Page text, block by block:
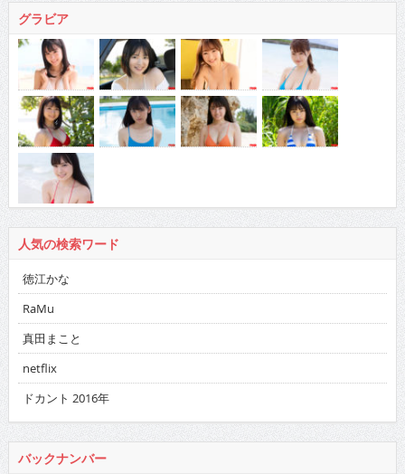
グラビア
人気の検索ワード
徳江かな
RaMu
真田まこと
netflix
ドカント 2016年
バックナンバー